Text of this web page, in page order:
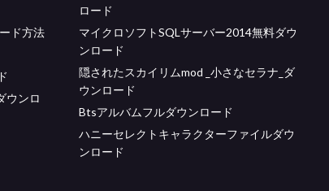
ド方法
ウンロ
ロード
マイクロソフトSQLサーバー2014無料ダウ
ンロード
隠されたスカイリムmod _小さなセラナ_ダ
ウンロード
Btsアルバムフルダウンロード
ハニーセレクトキャラクターファイルダウ
ンロード